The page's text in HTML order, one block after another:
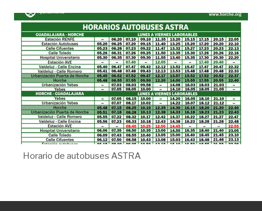
Horario de autobuses ASTRA